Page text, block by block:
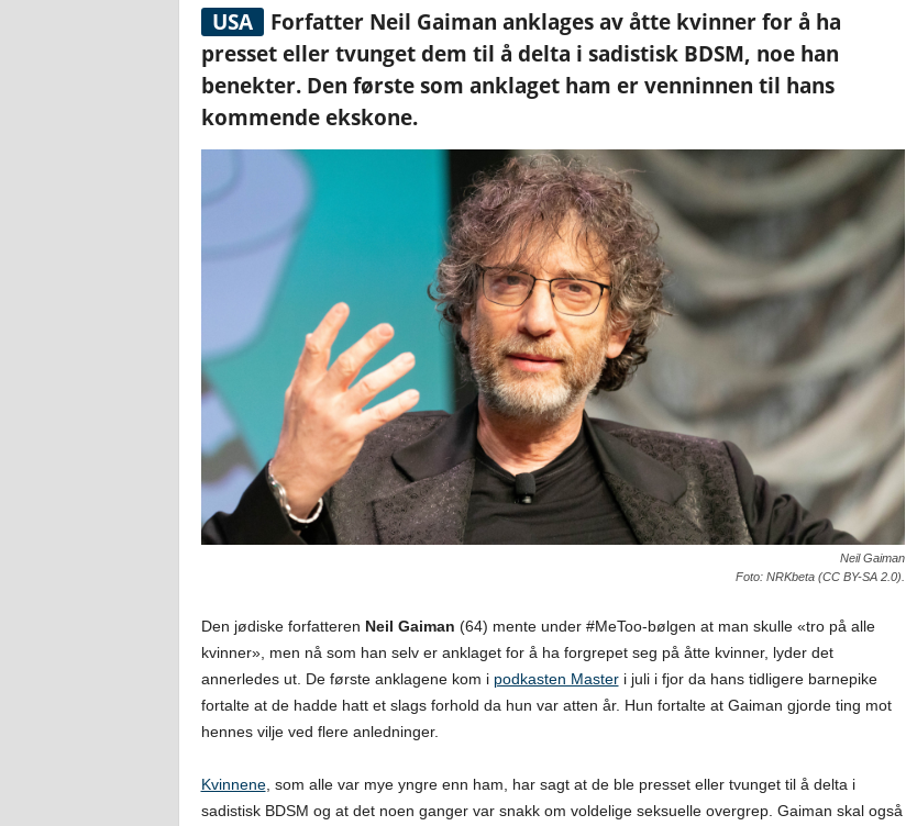
USA
Forfatter Neil Gaiman anklages av åtte kvinner for å ha
presset eller tvunget dem til å delta i sadistisk BDSM, noe han
benekter. Den første som anklaget ham er venninnen til hans
kommende ekskone.
Neil Gaiman
Foto: NRKbeta (CC BY-SA 2.0).
Den jødiske forfatteren Neil Gaiman (64) mente under #MeToo-bølgen at man skulle «tro på alle
kvinner», men nå som han selv er anklaget for å ha forgrepet seg på åtte kvinner, lyder det
annerledes ut. De første anklagene kom i podkasten Masteri juli i fjor da hans tidligere barnepike
fortalte at de hadde hatt et slags forhold da hun var atten år. Hun fortalte at Gaiman gjorde ting mot
hennes vilje ved flere anledninger.
Kvinnene, som alle var mye yngre enn ham, har sagt at de ble presset eller tvunget til å delta i
sadistisk BDSM og at det noen ganger var snakk om voldelige seksuelle overgrep. Gaiman skal også